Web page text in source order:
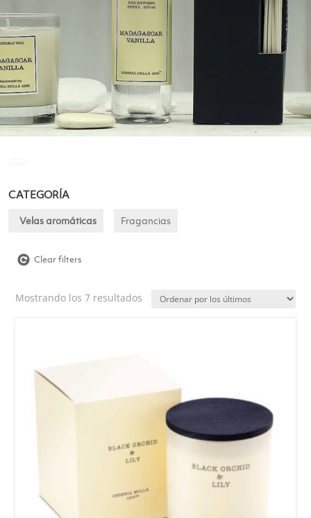
CATEGORÍA
Velas aromáticas Fragancias
Clear filters
Mostrando los 7 resultados Ordenado